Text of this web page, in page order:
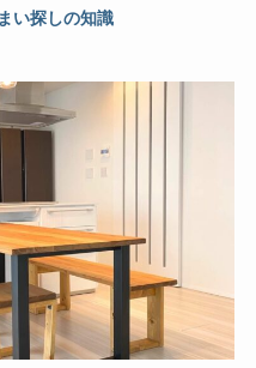
い探しの知識